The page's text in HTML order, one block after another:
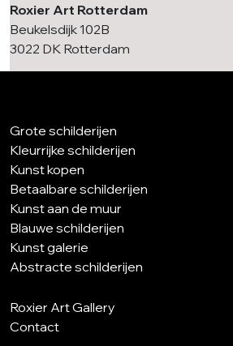
Roxier Art Rotterdam
Beukelsdijk 102B
3022 DK Rotterdam
Grote schilderijen
Kleurrijke schilderijen
Kunst kopen
Betaalbare schilderijen
Kunst aan de muur
Blauwe schilderijen
Kunst galerie
Abstracte schilderijen
Roxier Art Gallery
Contact